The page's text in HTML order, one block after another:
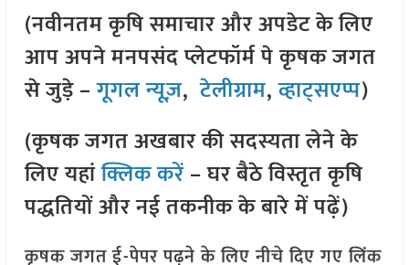
(नवीनतम कृषि समाचार और अपडेट के लिए
आप अपने मनपसंद प्लेटफॉर्म पे कृषक जगत
से जुड़े –गूगल न्यूज़,टेलीग्राम,व्हाट्सएप्प)
(कृषक जगत अखबार की सदस्यता लेने के
लिए यहांक्लिक करें– घर बैठे विस्तृत कृषि
पद्धतियों और नई तकनीक के बारे में पढ़ें)
कृषक जगत ई-पेपर पढ़ने के लिए नीचे दिए गए लिंक